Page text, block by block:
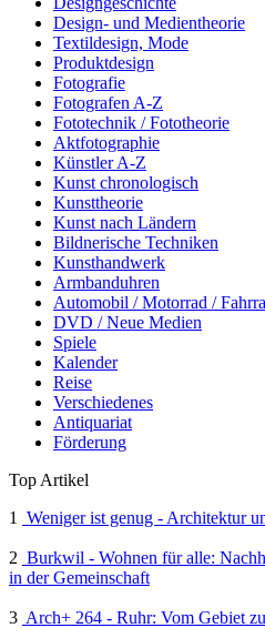
Design- und Medientheorie
Textildesign, Mode
Produktdesign
Fotografie
Fotografen A-Z
Fototechnik / Fototheorie
Aktfotographie
Künstler A-Z
Kunst chronologisch
Kunsttheorie
Kunst nach Ländern
Bildnerische Techniken
Kunsthandwerk
Armbanduhren
Automobil / Motorrad /
DVD / Neue Medien
Spiele
Kalender
Reise
Verschiedenes
Antiquariat
Förderung
Top Artikel
1
Weniger ist genug - Architektur
2 Burkwil - Wohnen für alle:
in der Gemeinschaft
3 Arch+ 264 - Ruhr: Vom Gebiet